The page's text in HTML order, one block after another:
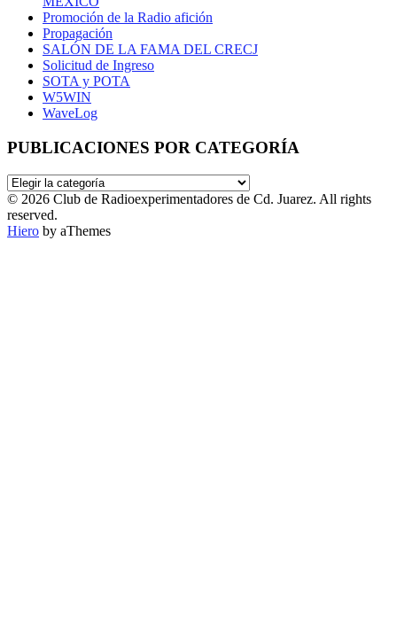
Promoción de la Radio afición
Propagación
SALÓN DE LA FAMA DEL CRECJ
Solicitud de Ingreso
SOTA y POTA
W5WIN
WaveLog
PUBLICACIONES POR CATEGORÍA
PUBLICACIONES
POR
CATEGORÍA
© 2026 Club de Radioexperimentadores de Cd. Juarez. All rights
reserved.
Hiero by aThemes